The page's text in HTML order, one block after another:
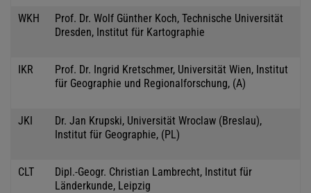
WKH
Prof. Dr. Wolf Günther Koch, Technische Universität
Dresden, Institut für Kartographie
IKR
Prof. Dr. Ingrid Kretschmer, Universität Wien, Institut
für Geographie und Regionalforschung, (A)
JKI
Dr. Jan Krupski, Universität Wroclaw (Breslau),
Institut für Geographie, (PL)
CLT
Dipl.-Geogr. Christian Lambrecht, Institut für
Länderkunde, Leipzig